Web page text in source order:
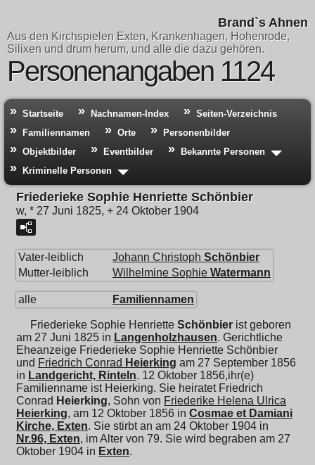
Brand`s Ahnen
Aus den Kirchspielen Exten, Krankenhagen, Hohenrode,
Silixen und drum herum, und alle die dazu gehören.
Personenangaben 1124
Startseite Nachnamen-Index
Seiten-Verzeichnis
Familiennamen
Orte
Personenbilder
Objektbilder
Eventbilder
Bekannte Personen
Kriminelle Personen
Friederieke Sophie Henriette Schönbier
w, * 27 Juni 1825, + 24 Oktober 1904
Vater-leiblich Johann Christoph Schönbier
Mutter-leiblich
Wilhelmine Sophie Watermann
alle Familiennamen
Friederieke Sophie Henriette Schönbier ist geboren
am 27 Juni 1825 in Langenholzhausen. Gerichtliche
Eheanzeige Friederieke Sophie Henriette Schönbier
und Friedrich Conrad Heierking am 27 September 1856
in Landgericht, Rinteln. 12 Oktober 1856,ihr(e)
Familienname ist Heierking. Sie heiratet Friedrich
Conrad Heierking, Sohn von Friederike Helena Ulrica
Heierking, am 12 Oktober 1856 in Cosmae et Damiani
Kirche, Exten. Sie stirbt an am 24 Oktober 1904 in
Nr.96, Exten, im Alter von 79. Sie wird begraben am 27
Oktober 1904 in Exten.